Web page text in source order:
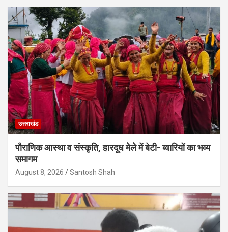
उत्तराखंड
पौराणिक आस्था व संस्कृति, हारदूध मेले में बेटी- ब्वारियों का भव्य
समागम
August 8, 2026 Santosh Shah